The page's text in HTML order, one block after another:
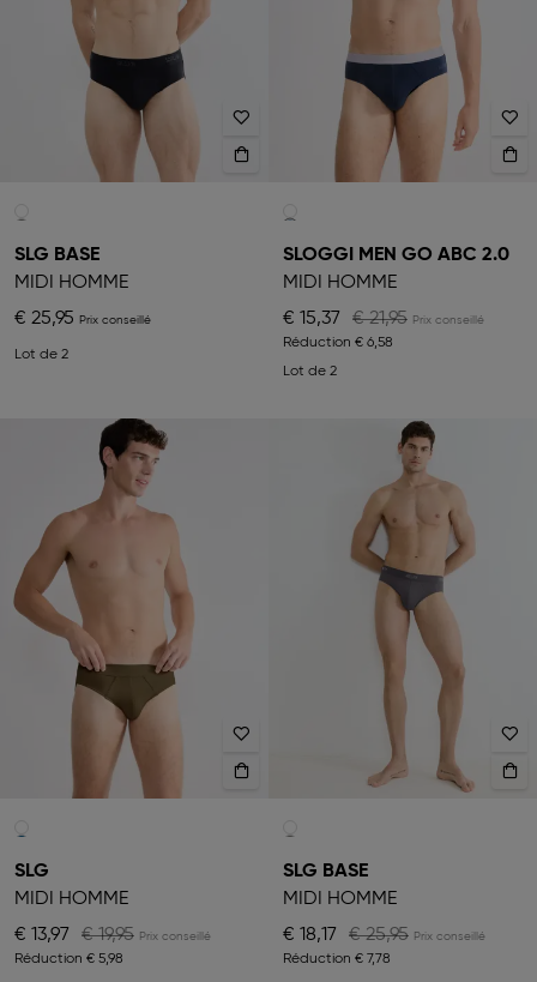
SLG BASE
MIDI HOMME
€ 25,95
Lot de 2
SLOGGI MEN GO ABC 2.0
MIDI HOMME
€ 15,37
€ 21,95
Réduction € 6,58
Lot de 2
SLG
MIDI HOMME
€ 13,97
€ 19,95
Réduction € 5,98
SLG BASE
MIDI HOMME
€ 18,17
€ 25,95
Réduction € 7,78